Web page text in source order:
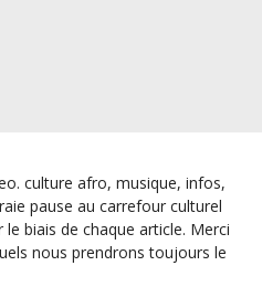
culture afro, musique, infos,
pause au carrefour culturel
biais de chaque article. Merci
nous prendrons toujours le